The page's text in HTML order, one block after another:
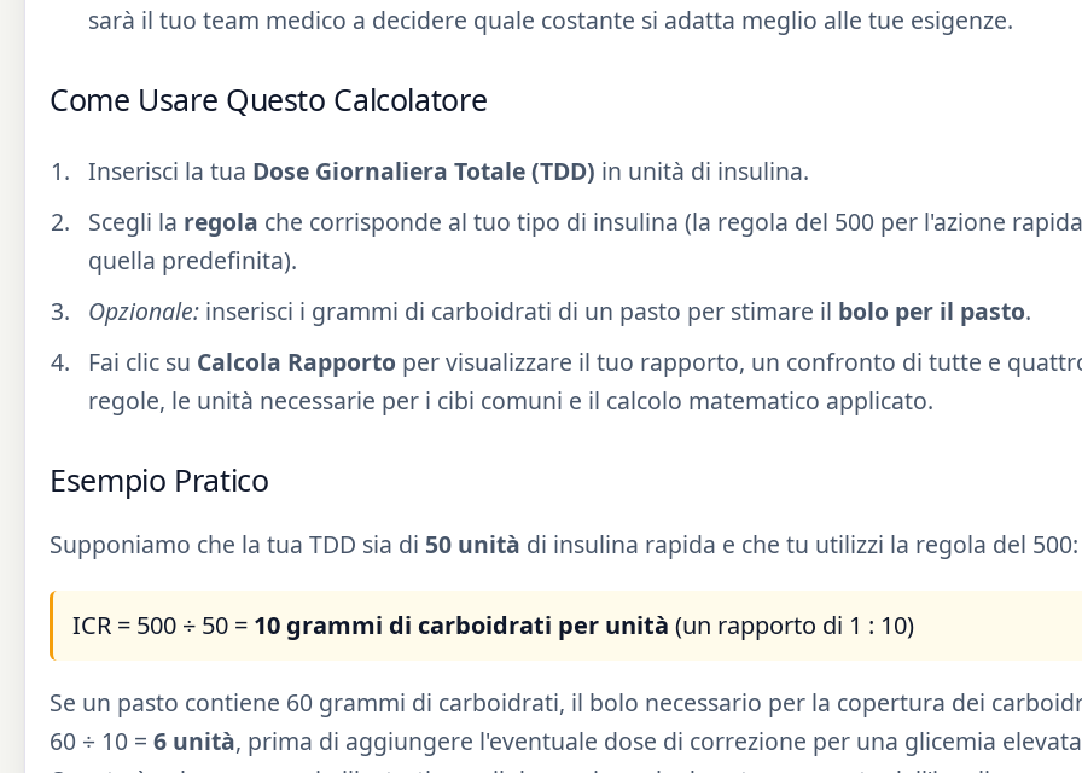
sarà il tuo team medico a decidere quale costante si adatta meglio alle tue esigenze.
Come Usare Questo Calcolatore
Inserisci la tua Dose Giornaliera Totale (TDD) in unità di insulina.
Scegli la regola che corrisponde al tuo tipo di insulina (la regola del 500 per l'azione
quella predefinita).
Opzionale: inserisci i grammi di carboidrati di un pasto per stimare il bolo per il pasto.
Fai clic su Calcola Rapporto per visualizzare il tuo rapporto, un confronto di tutte e
regole, le unità necessarie per i cibi comuni e il calcolo matematico applicato.
Esempio Pratico
Supponiamo che la tua TDD sia di 50 unità di insulina rapida e che tu utilizzi la regola del 500:
ICR = 500 ÷ 50 = 10 grammi di carboidrati per unità (un rapporto di 1 : 10)
Se un pasto contiene 60 grammi di carboidrati, il bolo necessario per la copertura dei
60 ÷ 10 = 6 unità, prima di aggiungere l'eventuale dose di correzione per una glicemia